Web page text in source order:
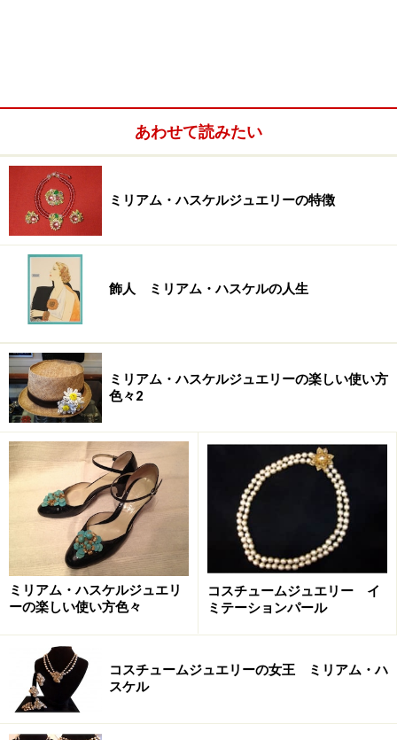
大きいデザインもカジュアルに
イエローグリーンビックポイント3連リング
ネックレスサイズ：チョーカー
素材：ヨーロピアングラス、ラインストーン、ギルデッ
ドメタル
年代：1950年代
大ぶりだけれど涼やかな素材や色であまり重さを感じさ
せない。ポイントを中心にもってきてフォーマルに、鎖
あわせて読みたい
ミリアム・ハスケルジュエリーの特徴
飾人 ミリアム・ハスケルの人生
ミリアム・ハスケルジュエリーの楽しい使い方
色々2
ミリアム・ハスケルジュエリ
ーの楽しい使い方色々
コスチュームジュエリー イ
ミテーションパール
コスチュームジュエリーの女王 ミリアム・ハ
スケル